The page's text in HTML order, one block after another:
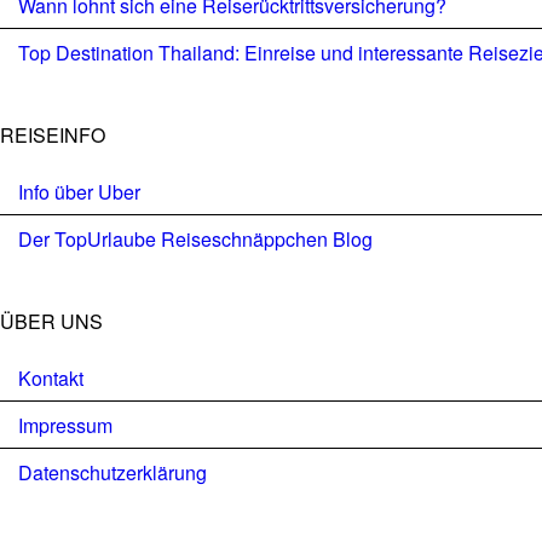
Top Destination Thailand: Einreise und interessante
REISEINFO
Info über Uber
Der TopUrlaube Reiseschnäppchen Blog
ÜBER UNS
Kontakt
Impressum
Datenschutzerklärung